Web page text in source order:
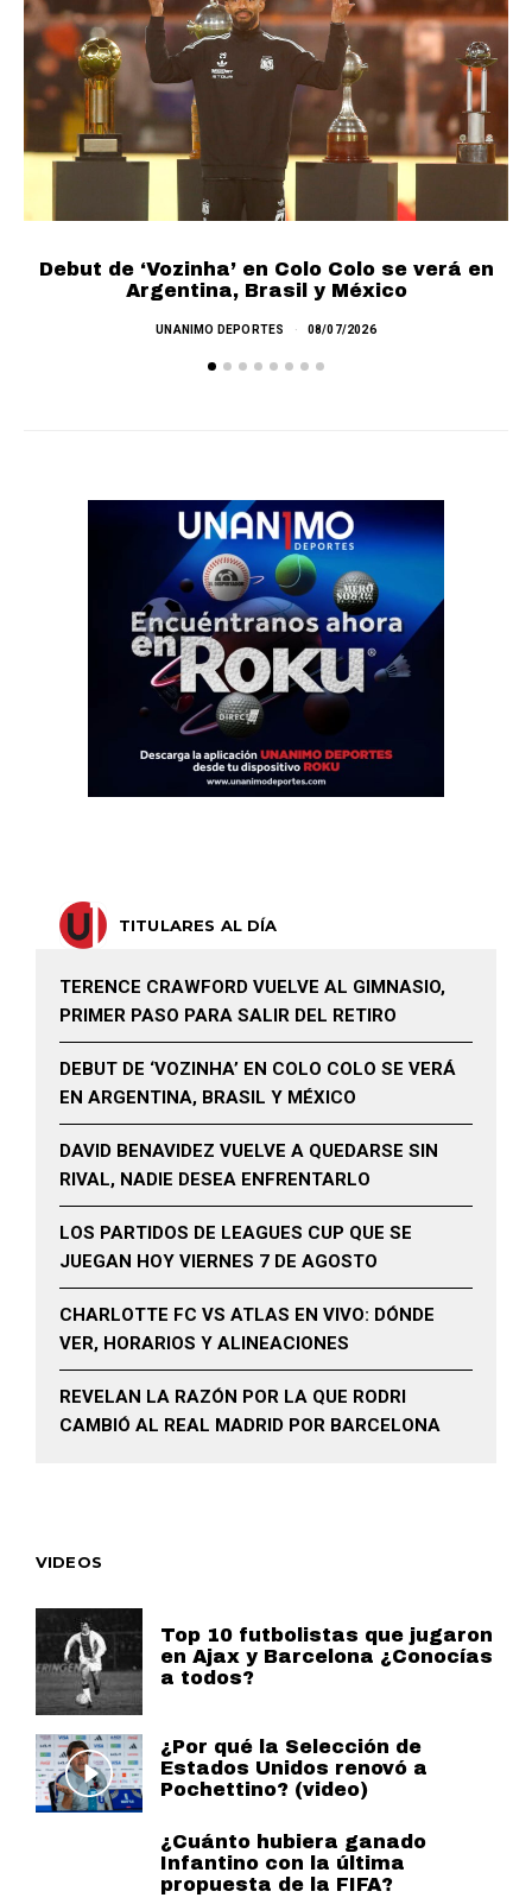
Debut de ‘Vozinha’ en Colo Colo se verá en
Argentina, Brasil y México
UNANIMO DEPORTES 08/07/2026
TITULARES AL DÍA
TERENCE CRAWFORD VUELVE AL GIMNASIO,
PRIMER PASO PARA SALIR DEL RETIRO
DEBUT DE ‘VOZINHA’ EN COLO COLO SE VERÁ
EN ARGENTINA, BRASIL Y MÉXICO
DAVID BENAVIDEZ VUELVE A QUEDARSE SIN
RIVAL, NADIE DESEA ENFRENTARLO
LOS PARTIDOS DE LEAGUES CUP QUE SE
JUEGAN HOY VIERNES 7 DE AGOSTO
CHARLOTTE FC VS ATLAS EN VIVO: DÓNDE
VER, HORARIOS Y ALINEACIONES
REVELAN LA RAZÓN POR LA QUE RODRI
CAMBIÓ AL REAL MADRID POR BARCELONA
VIDEOS
Top 10 futbolistas que jugaron
en Ajax y Barcelona ¿Conocías
a todos?
¿Por qué la Selección de
Estados Unidos renovó a
Pochettino? (video)
¿Cuánto hubiera ganado
Infantino con la última
propuesta de la FIFA?